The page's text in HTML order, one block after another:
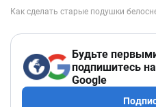
Будьте
подпишитесь
Google